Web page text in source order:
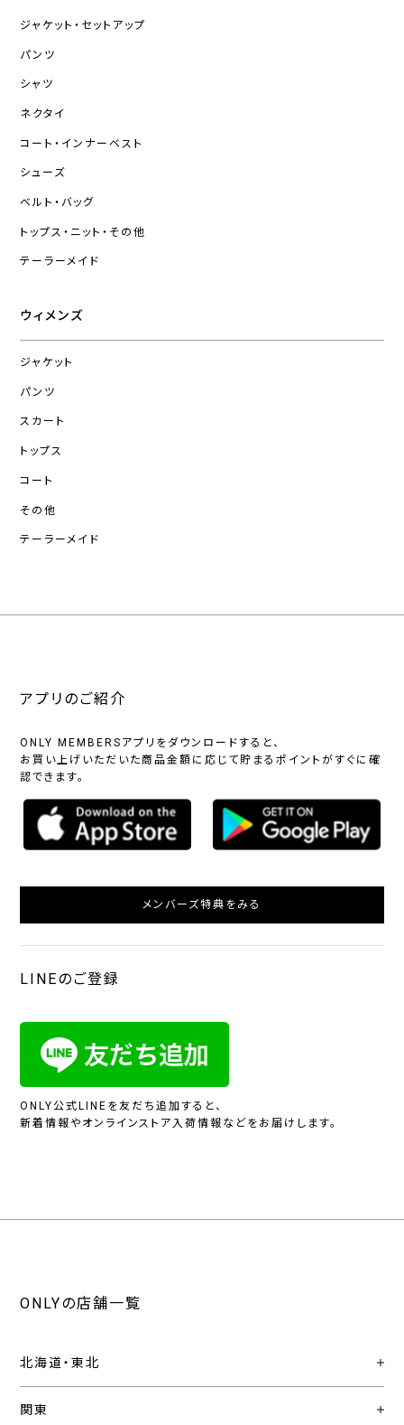
ジャケット・セットアップ
パンツ
シャツ
ネクタイ
コート・インナーベスト
シューズ
ベルト・バッグ
トップス・ニット・その他
テーラーメイド
ウィメンズ
ジャケット
パンツ
スカート
トップス
コート
その他
テーラーメイド
アプリのご紹介
ONLY MEMBERSアプリをダウンロードすると、
お買い上げいただいた商品金額に応じて貯まるポイントがすぐに確
認できます。
メンバーズ特典をみる
LINEのご登録
ONLY公式LINEを友だち追加すると、
新着情報やオンラインストア入荷情報などをお届けします。
ONLYの店舗一覧
北海道・東北
関東